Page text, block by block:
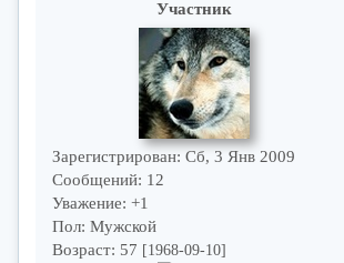
Участник
Зарегистрирован: Сб, 3 Янв 2009
Сообщений: 12
Уважение: +1
Пол: Мужской
Возраст: 57 [1968-09-10]